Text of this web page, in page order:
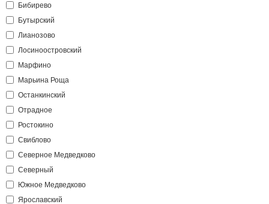
Бибирево
Бутырский
Лианозово
Лосиноостровский
Марфино
Марьина Роща
Останкинский
Отрадное
Ростокино
Свиблово
Северное Медведково
Северный
Южное Медведково
Ярославский